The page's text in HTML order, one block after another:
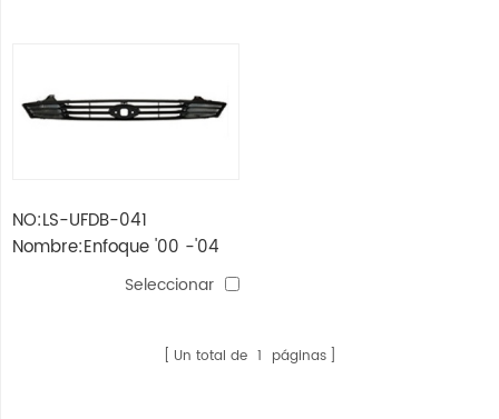
NO:LS-UFDB-041
Nombre:Enfoque '00 -'04
clara parrilla delantera
Seleccionar
Un total de 1 páginas